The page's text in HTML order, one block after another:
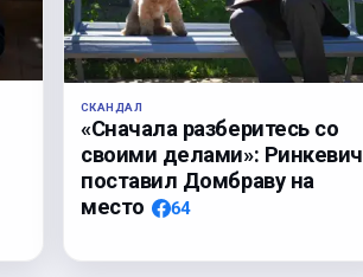
СКАНДАЛ
«Сначала разберитесь со
своими делами»: Ринкевич
поставил Домбраву на
место
64